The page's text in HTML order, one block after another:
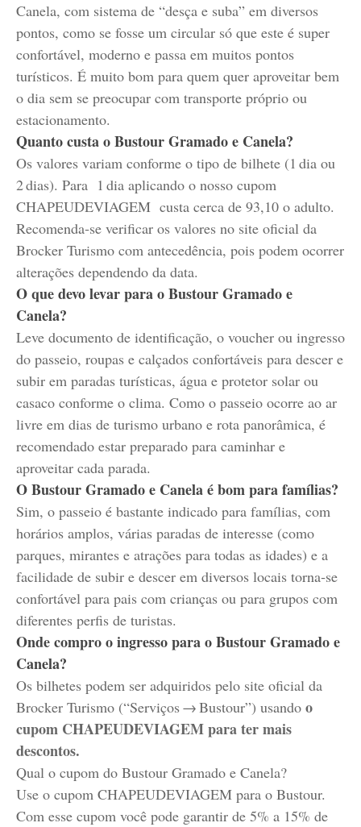
Canela, com sistema de “desça e suba” em diversos
pontos, como se fosse um circular só que este é super
confortável, moderno e passa em muitos pontos
turísticos. É muito bom para quem quer aproveitar bem
o dia sem se preocupar com transporte próprio ou
estacionamento.
Quanto custa o Bustour Gramado e Canela?
Os valores variam conforme o tipo de bilhete (1 dia ou
2 dias). Para 1 dia aplicando o nosso cupom
CHAPEUDEVIAGEM custa cerca de 93,10 o adulto.
Recomenda‑se verificar os valores no site oficial da
Brocker Turismo com antecedência, pois podem ocorrer
alterações dependendo da data.
O que devo levar para o Bustour Gramado e
Canela?
Leve documento de identificação, o voucher ou ingresso
do passeio, roupas e calçados confortáveis para descer e
subir em paradas turísticas, água e protetor solar ou
casaco conforme o clima. Como o passeio ocorre ao ar
livre em dias de turismo urbano e rota panorâmica, é
recomendado estar preparado para caminhar e
aproveitar cada parada.
O Bustour Gramado e Canela é bom para famílias?
Sim, o passeio é bastante indicado para famílias, com
horários amplos, várias paradas de interesse (como
parques, mirantes e atrações para todas as idades) e a
facilidade de subir e descer em diversos locais torna‑se
confortável para pais com crianças ou para grupos com
diferentes perfis de turistas.
Onde compro o ingresso para o Bustour Gramado e
Canela?
Os bilhetes podem ser adquiridos pelo site oficial da
Brocker Turismo (“Serviços → Bustour”) usando o
cupom CHAPEUDEVIAGEM para ter mais
descontos.
Qual o cupom do Bustour Gramado e Canela?
Use o cupom CHAPEUDEVIAGEM para o Bustour.
Com esse cupom você pode garantir de 5% a 15% de